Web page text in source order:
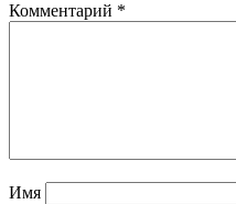
Комментарий *
Имя